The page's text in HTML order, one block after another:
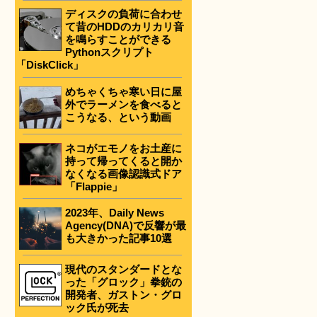
ディスクの負荷に合わせ
て昔のHDDのカリカリ音
を鳴らすことができる
Pythonスクリプト
「DiskClick」
めちゃくちゃ寒い日に屋
外でラーメンを食べると
こうなる、という動画
ネコがエモノをお土産に
持って帰ってくると開か
なくなる画像認識式ドア
「Flappie」
2023年、Daily News
Agency(DNA)で反響が最
も大きかった記事10選
現代のスタンダードとな
った「グロック」拳銃の
開発者、ガストン・グロ
ック氏が死去